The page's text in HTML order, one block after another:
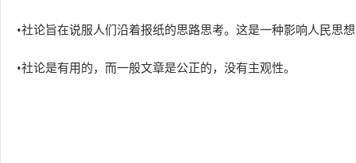
•社论旨在说服人们沿着报纸的思路思考。这是一种影响人民思
•社论是有用的，而一般文章是公正的，没有主观性。